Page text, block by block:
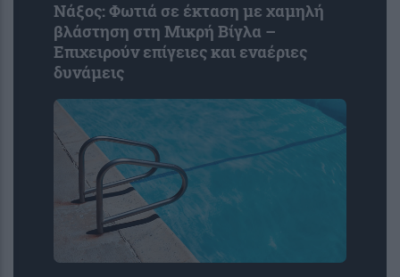
Νάξος: Φωτιά σε έκταση με χαμηλή
βλάστηση στη Μικρή Βίγλα –
Επιχειρούν επίγειες και εναέριες
δυνάμεις